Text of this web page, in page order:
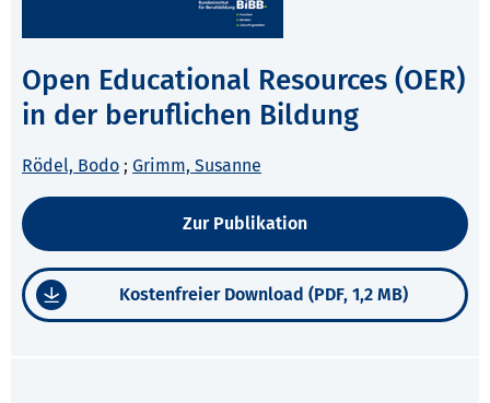
Open Educational Resources (OER)
in der beruflichen Bildung
Rödel, Bodo ; Grimm, Susanne
Zur Publikation
Kostenfreier Download (PDF, 1,2 MB)